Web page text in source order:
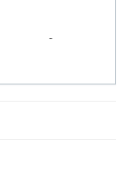
-